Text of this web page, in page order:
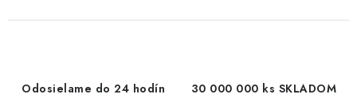
Odosielame do 24 hodín 30 000 000 ks SKLADOM